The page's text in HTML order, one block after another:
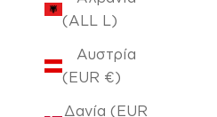
(ALL L)
Αυστρία
(EUR €)
Δανία (EUR